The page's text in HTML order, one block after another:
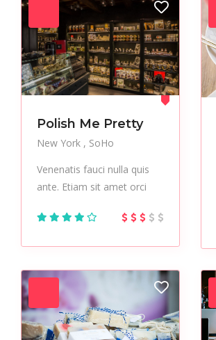
Outsourcing
Performer
Pub
Skincare
Sneakers
Studio
Stylish
Vacation
Polish Me Pretty
New York
SoHo
Venenatis fauci nulla quis
ante. Etiam sit amet orci